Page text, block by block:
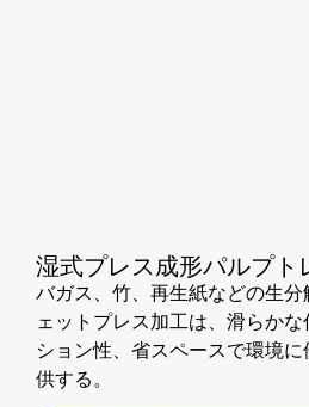
湿式プレス成形パルプト
バガス、竹、再生紙などの生
ェットプレス加工は、滑らか
ション性、省スペースで環境
供する。